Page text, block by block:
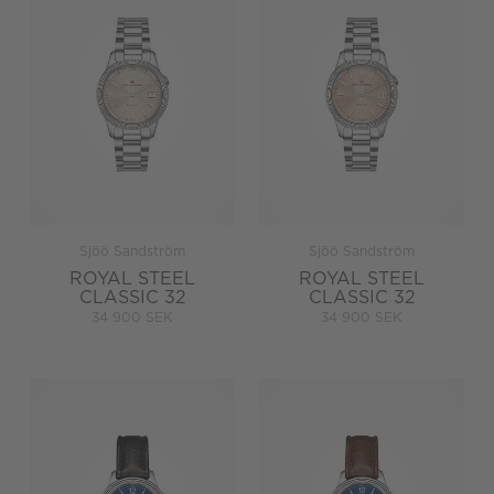
Sjöö Sandström
ROYAL STEEL
CLASSIC 32
34 900 SEK
Sjöö Sandström
ROYAL STEEL
CLASSIC 32
34 900 SEK